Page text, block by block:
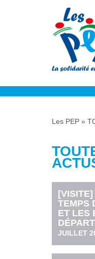
Les PEP »
TEMPS
ET LES
JUILLET